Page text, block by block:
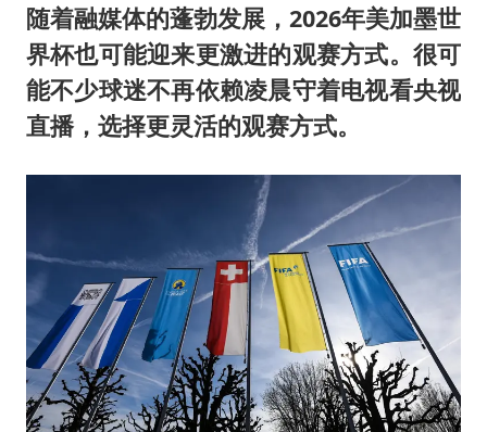
随着融媒体的蓬勃发展，2026年美加墨世
界杯也可能迎来更激进的观赛方式。很可
能不少球迷不再依赖凌晨守着电视看央视
直播，选择更灵活的观赛方式。